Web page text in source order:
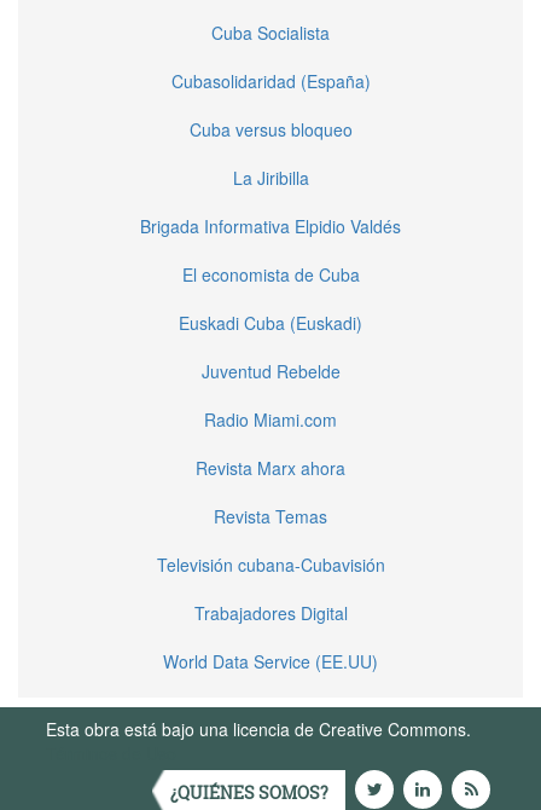
Cuba Socialista
Cubasolidaridad (España)
Cuba versus bloqueo
La Jiribilla
Brigada Informativa Elpidio Valdés
El economista de Cuba
Euskadi Cuba (Euskadi)
Juventud Rebelde
Radio Miami.com
Revista Marx ahora
Revista Temas
Televisión cubana-Cubavisión
Trabajadores Digital
World Data Service (EE.UU)
Esta obra está bajo una licencia de Creative Commons.
¿QUIÉNES SOMOS?